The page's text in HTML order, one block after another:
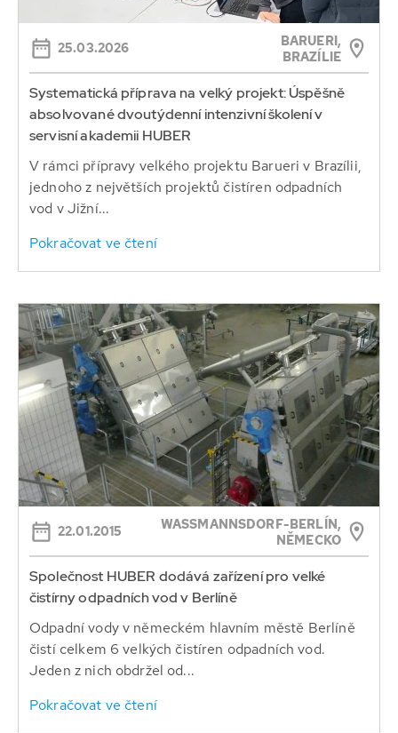
25.03.2026
BARUERI,
BRAZÍLIE
Systematická příprava na velký projekt: Úspěšně
absolvované dvoutýdenní intenzivní školení v
servisní akademii HUBER
V rámci přípravy velkého projektu Barueri v Brazílii,
jednoho z největších projektů čistíren odpadních
vod v Jižní...
Pokračovat ve čtení
22.01.2015
WASSMANNSDORF-BERLÍN, N
ĚMECKO
Společnost HUBER dodává zařízení pro velké
čistírny odpadních vod v Berlíně
Odpadní vody v německém hlavním městě Berlíně
čistí celkem 6 velkých čistíren odpadních vod.
Jeden z nich obdržel od...
Pokračovat ve čtení